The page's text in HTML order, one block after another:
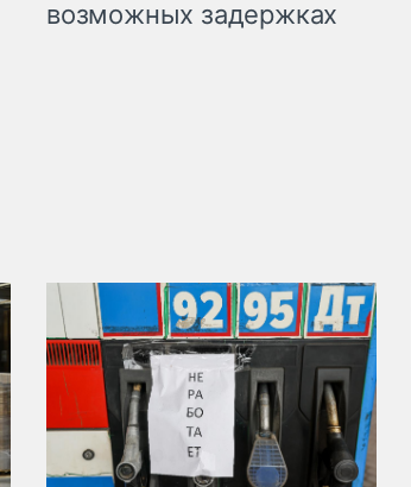
возможных задержках